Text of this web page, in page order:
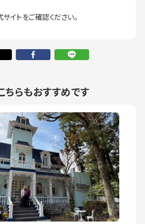
イトをご確認ください。
ちらもおすすめです